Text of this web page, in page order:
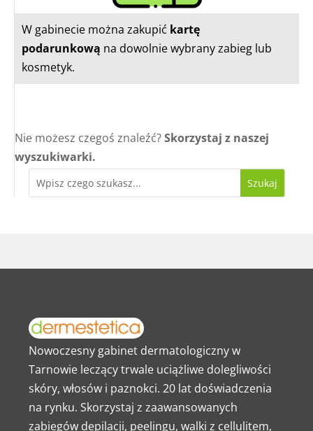
W gabinecie można zakupić kartę
podarunkową na dowolnie wybrany zabieg lub
kosmetyk.
Nie możesz czegoś znaleźć?Skorzystaj z naszej
wyszukiwarki.
Nowoczesny gabinet dermatologiczny w
Tarnowie leczący trwale uciążliwe dolegliwości
skóry, włosów i paznokci. 20 lat doświadczenia
na rynku. Skorzystaj z zaawansowanych
zabiegów depilacji, peelingu, walki z cellulitem,